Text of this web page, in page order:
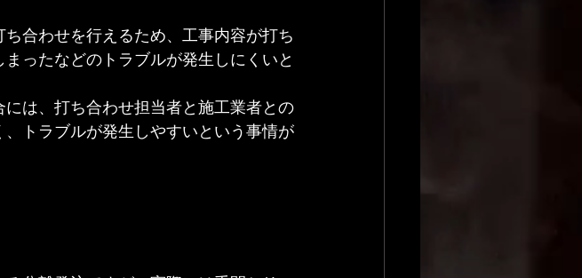
合わせを行えるため、工事内容が打ち
ったなどのトラブルが発生しにくいと
は、打ち合わせ担当者と施工業者との
トラブルが発生しやすいという事情が